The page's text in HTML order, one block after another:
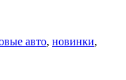
авто, новинки,